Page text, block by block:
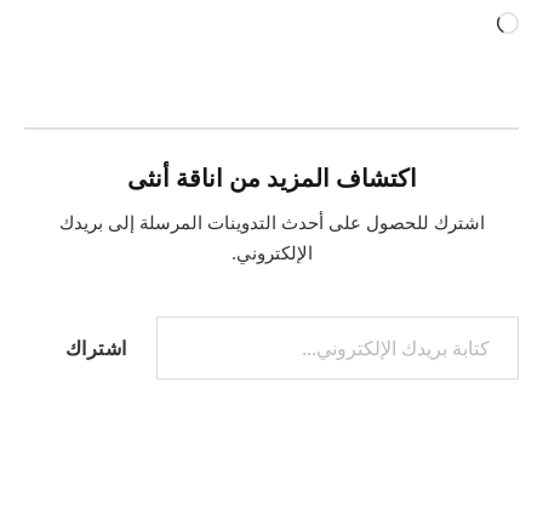
جاري
اكتشاف المزيد من اناقة أنثى
اشترك للحصول على أحدث التدوينات المرسلة إلى بريدك
الإلكتروني.
كتابة بريدك الإلكتروني...
اشتراك